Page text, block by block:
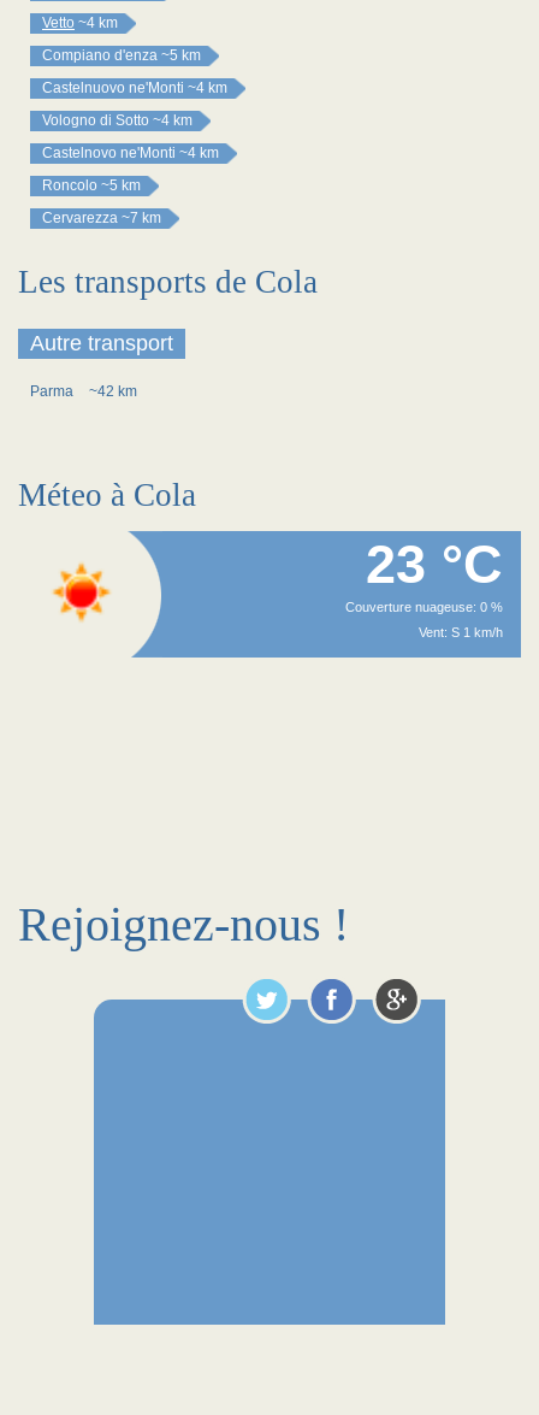
Vetto ~4 km
Compiano d'enza ~5 km
Castelnuovo ne'Monti ~4 km
Vologno di Sotto ~4 km
Castelnovo ne'Monti ~4 km
Roncolo ~5 km
Cervarezza ~7 km
Les transports de Cola
Autre transport
Parma ~42 km
Méteo à Cola
23 °C
Couverture nuageuse: 0 %
Vent: S 1 km/h
Rejoignez-nous !